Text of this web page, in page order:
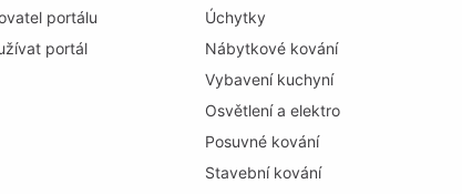
portálu
portál
Úchytky
Nábytkové kování
Vybavení kuchyní
Osvětlení a elektro
Posuvné kování
Stavební kování